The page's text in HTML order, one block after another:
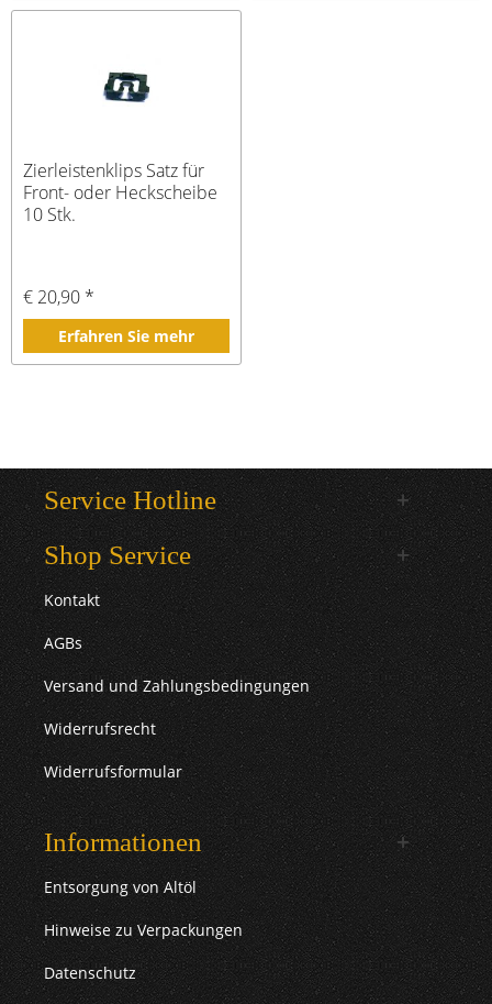
Zierleistenklips Satz für
Front- oder Heckscheibe
10 Stk.
€ 20,90 *
Erfahren Sie mehr
Service Hotline
Shop Service
Kontakt
AGBs
Versand und Zahlungsbedingungen
Widerrufsrecht
Widerrufsformular
Informationen
Entsorgung von Altöl
Hinweise zu Verpackungen
Datenschutz